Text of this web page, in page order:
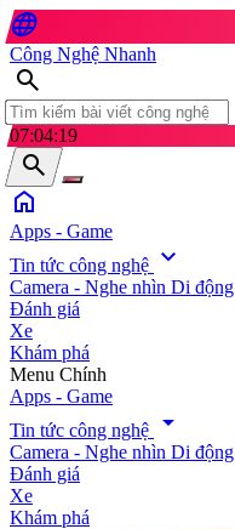
language
Công Nghệ Nhanh
search
07:04:21
search
home
Apps - Game
Tin tức công nghệ expand_more
Camera - Nghe nhìn Di động
Đánh giá
Xe
Khám phá
search
Menu Chính
Apps - Game
Tin tức công nghệ
arrow_drop_down
Camera - Nghe nhìn Di động
Đánh giá
Xe
Khám phá